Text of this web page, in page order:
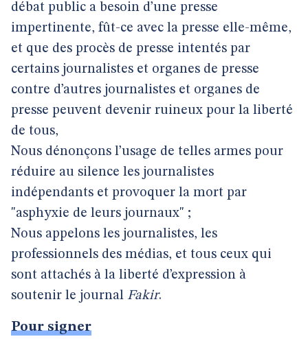
débat public a besoin d’une presse
impertinente, fût-ce avec la presse elle-même,
et que des procès de presse intentés par
certains journalistes et organes de presse
contre d’autres journalistes et organes de
presse peuvent devenir ruineux pour la liberté
de tous,
Nous dénonçons l’usage de telles armes pour
réduire au silence les journalistes
indépendants et provoquer la mort par
"asphyxie de leurs journaux" ;
Nous appelons les journalistes, les
professionnels des médias, et tous ceux qui
sont attachés à la liberté d’expression à
soutenir le journal Fakir.
Pour signer